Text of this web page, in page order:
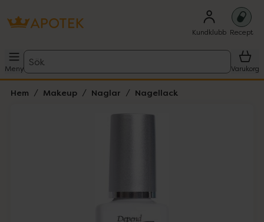
Kundklubb Recept
Meny
Sök
Varukorg
Hem Makeup Naglar Nagellack